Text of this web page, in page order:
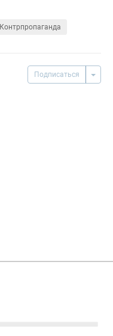
Контрпропаганда
Подписаться